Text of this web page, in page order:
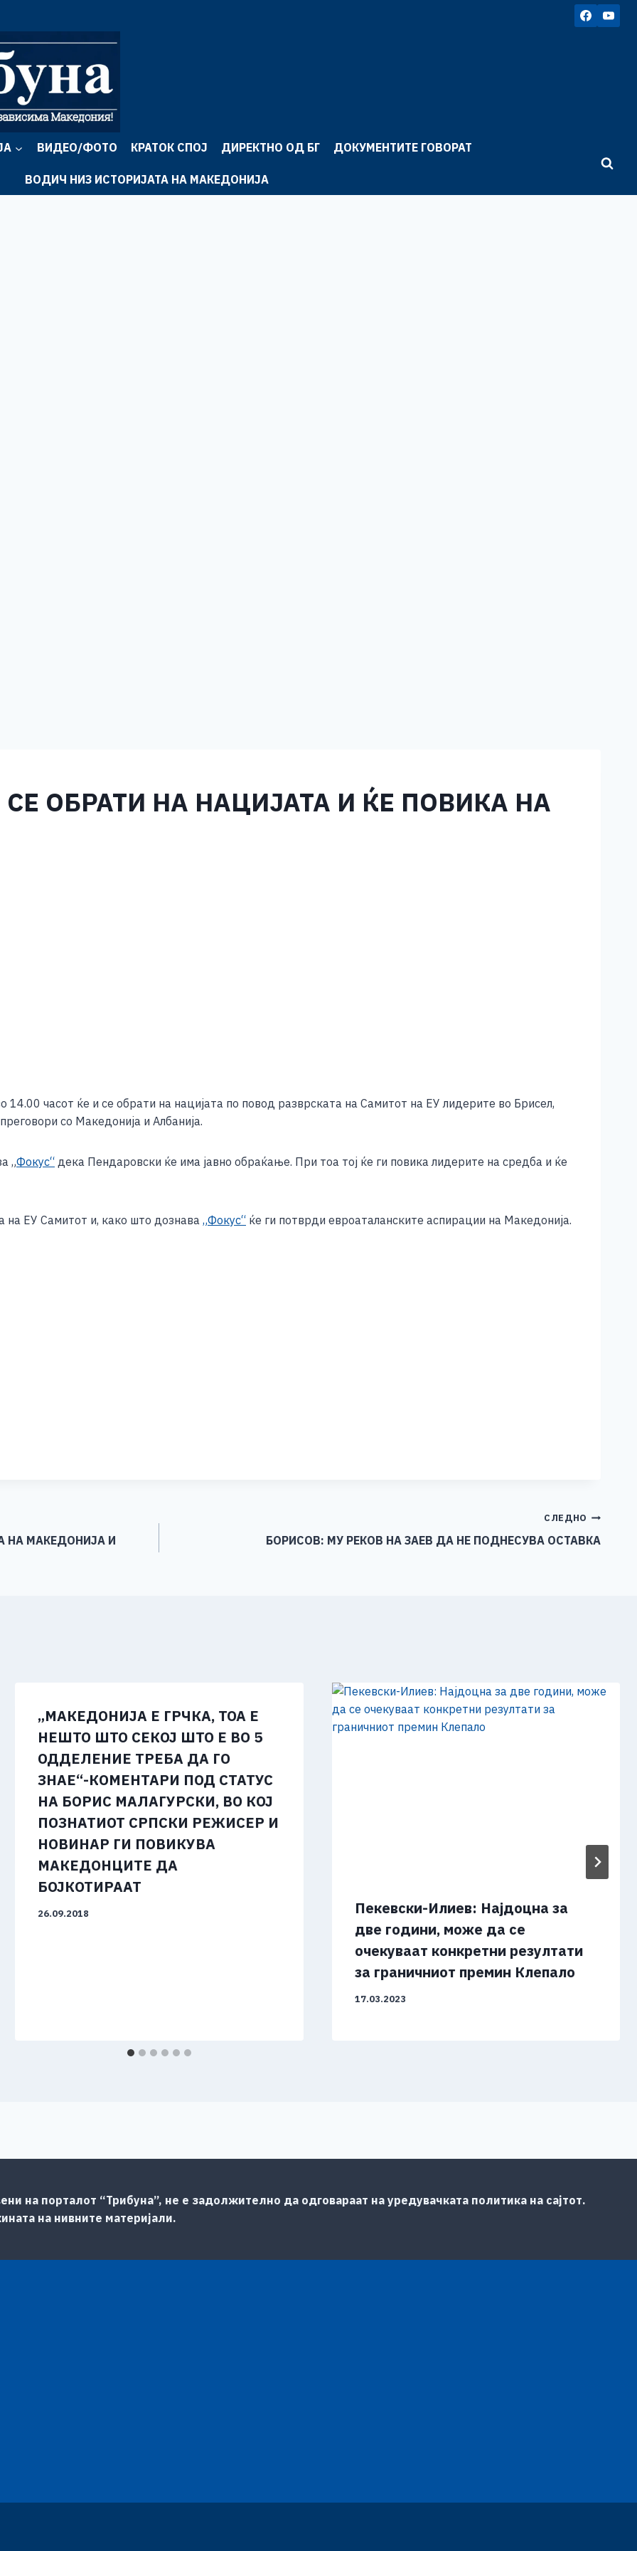
ВИДЕО/ФОТО КРАТОК СПОЈ ДИРЕКТНО ОД БГ ДОКУМЕНТИТЕ ГОВОРАТ
ВОДИЧ НИЗ ИСТОРИЈАТА НА МАКЕДОНИЈА
ОБРАТИ НА НАЦИЈАТА И ЌЕ ПОВИКА НА
часот ќе и се обрати на нацијата по повод разврската на Самитот на ЕУ лидерите во Брисел,
со Македонија и Албанија.
„Фокус“ дека Пендаровски ќе има јавно обраќање. При тоа тој ќе ги повика лидерите на средба и ќе
на ЕУ Самитот и, како што дознава „Фокус“ ќе ги потврди евроаталанските аспирации на Македонија.
НА МАКЕДОНИЈА И
СЛЕДНО
БОРИСОВ: МУ РЕКОВ НА ЗАЕВ ДА НЕ ПОДНЕСУВА ОСТАВКА
„МАКЕДОНИЈА Е ГРЧКА, ТОА Е
НЕШТО ШТО СЕКОЈ ШТО Е ВО 5
ОДДЕЛЕНИЕ ТРЕБА ДА ГО
ЗНАЕ“-КОМЕНТАРИ ПОД СТАТУС
НА БОРИС МАЛАГУРСКИ, ВО КОЈ
ПОЗНАТИОТ СРПСКИ РЕЖИСЕР И
НОВИНАР ГИ ПОВИКУВА
МАКЕДОНЦИТЕ ДА
БОЈКОТИРААТ
26.09.2018
Пекевски-Илиев: Најдоцна за
две години, може да се
очекуваат конкретни резултати
за граничниот премин Клепало
17.03.2023
на порталот “Трибуна”, не е задолжително да одговараат на уредувачката политика на сајтот.
на нивните материјали.